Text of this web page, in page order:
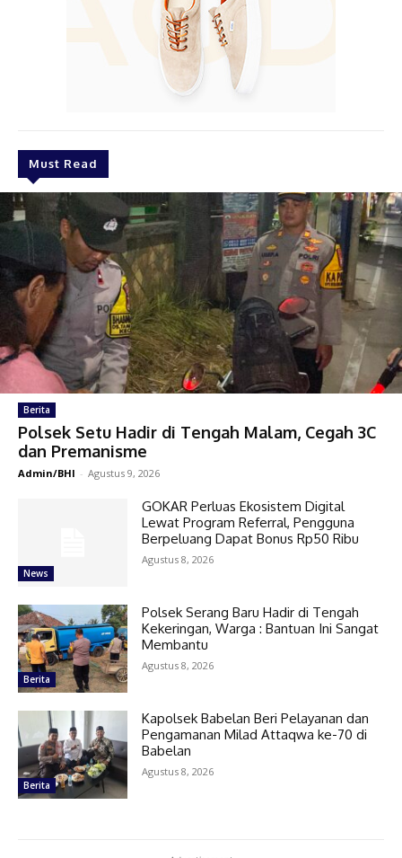
Must Read
Berita
Polsek Setu Hadir di Tengah Malam, Cegah 3C
dan Premanisme
Admin/BHI - Agustus 9, 2026
News
GOKAR Perluas Ekosistem Digital
Lewat Program Referral, Pengguna
Berpeluang Dapat Bonus Rp50 Ribu
Agustus 8, 2026
Berita
Polsek Serang Baru Hadir di Tengah
Kekeringan, Warga : Bantuan Ini Sangat
Membantu
Agustus 8, 2026
Berita
Kapolsek Babelan Beri Pelayanan dan
Pengamanan Milad Attaqwa ke-70 di
Babelan
Agustus 8, 2026